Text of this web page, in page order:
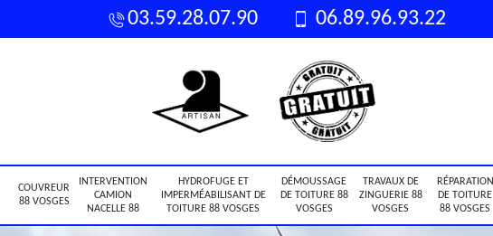
03.59.28.07.90 06.89.96.93.22
COUVREUR
88 VOSGES
INTERVENTION
CAMION
NACELLE 88
HYDROFUGE ET
IMPERMÉABILISANT DE
TOITURE 88 VOSGES
DÉMOUSSAGE
DE TOITURE 88
VOSGES
TRAVAUX DE
ZINGUERIE 88
VOSGES
RÉPARATION
DE TOITURE
88 VOSGES